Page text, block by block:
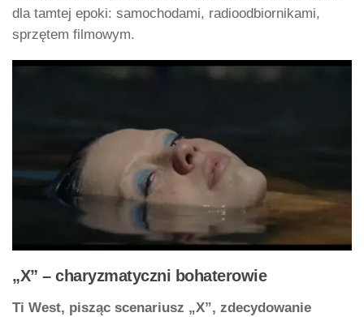
dla tamtej epoki: samochodami, radioodbiornikami,
sprzętem filmowym.
„X” – charyzmatyczni bohaterowie
Ti West, pisząc scenariusz „X”, zdecydowanie